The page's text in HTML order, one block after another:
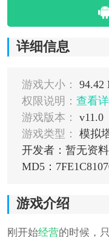
详细信息
游戏大小： 94.42
权限说明： 查看
游戏版本：
v11.0
游戏类型：
模拟
开发者：暂无资料
游戏介绍
刚开始经营的时候，